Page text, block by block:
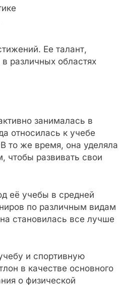
Ее талант,
различных областях
занималась в
относилась к учебе
то же время, она уделяла
чтобы развивать свои
её учебы в средней
по различным видам
становилась все лучше
и спортивную
в качестве основного
о физической